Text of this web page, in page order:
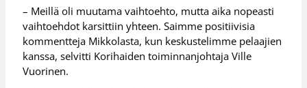
– Meillä oli muutama vaihtoehto, mutta aika nopeasti
vaihtoehdot karsittiin yhteen. Saimme positiivisia
kommentteja Mikkolasta, kun keskustelimme pelaajien
kanssa, selvitti Korihaiden toiminnanjohtaja Ville
Vuorinen.